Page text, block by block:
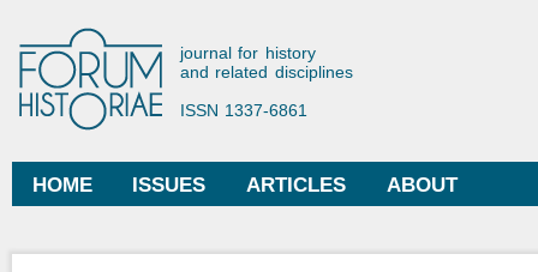
Forum Historiae
journal for history
and related disciplines
ISSN 1337-6861
Main menu
HOME ISSUES ARTICLES ABOUT